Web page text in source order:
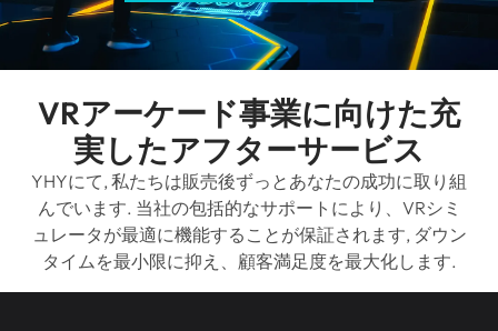
VRアーケード事業に向けた充
実したアフターサービス
YHYにて, 私たちは販売後ずっとあなたの成功に取り組
んでいます. 当社の包括的なサポートにより、VRシミ
ュレータが最適に機能することが保証されます, ダウン
タイムを最小限に抑え、顧客満足度を最大化します.